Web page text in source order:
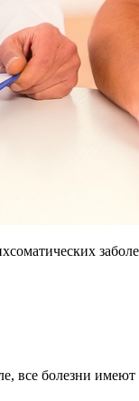
все болезни